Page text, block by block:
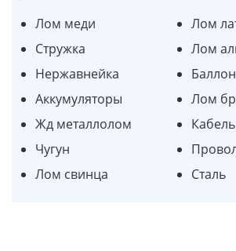
Лом меди
Лом
Стружка
Лом
Нержавнейка
Аккумуляторы
Лом
Жд металлолом
Кабель
Чугун
Лом свинца
Сталь